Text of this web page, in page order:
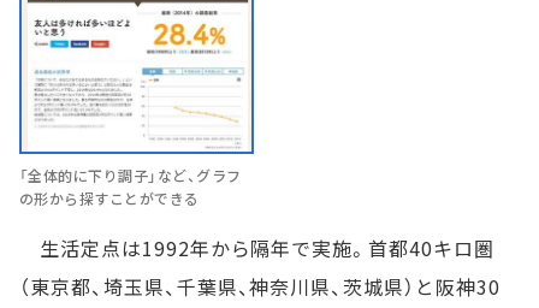
「全体的に下り調子」など、グラフ
の形から探すことができる
生活定点は1992年から隔年で実施。首都40キロ圏
（東京都、埼玉県、千葉県、神奈川県、茨城県）と阪神30